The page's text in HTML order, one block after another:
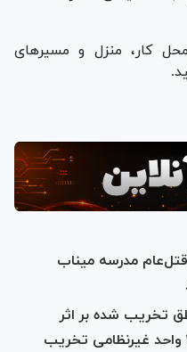
کار، منزل و مسیر‌های
قتل‌عام مدرسه میناب
مناطق تخریب شده بر اثر
حملات هوایی/ ۱۲۵ هزار و ۳۹۲ واحد غیرنظامی تخریب